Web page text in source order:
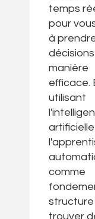
temps
pour
à
manière
efficace.
utilisant
comme
trouver